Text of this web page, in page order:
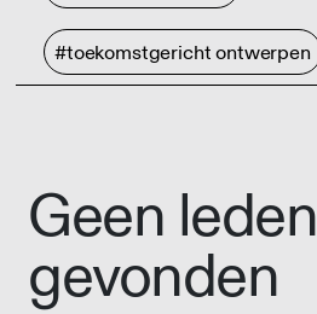
#toekomstgericht ontwerpen
Geen leden
gevonden